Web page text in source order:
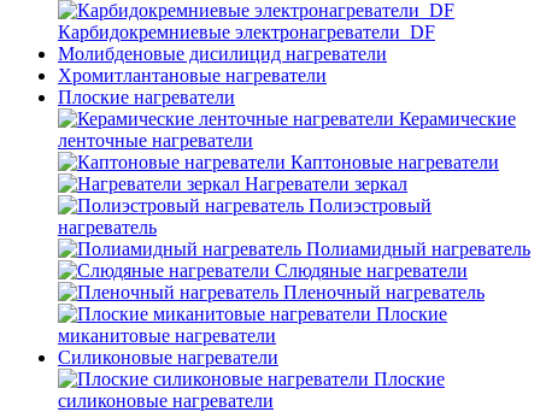
Карбидокремниевые электронагреватели_DF
Молибденовые дисилицид нагреватели
Хромитлантановые нагреватели
Плоские нагреватели
Керамические
ленточные нагреватели
Каптоновые нагреватели
Нагреватели зеркал
Полиэстровый
нагреватель
Полиамидный нагреватель
Слюдяные нагреватели
Пленочный нагреватель
Плоские
миканитовые нагреватели
Силиконовые нагреватели
Плоские
силиконовые нагреватели